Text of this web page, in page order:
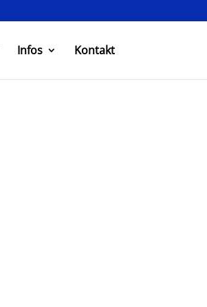
Infos Kontakt